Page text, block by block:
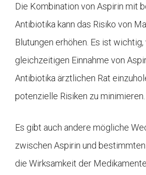
Die Kombination von Aspirin mit
Antibiotika kann das Risiko von
Blutungen erhöhen. Es ist
gleichzeitigen Einnahme von
Antibiotika ärztlichen Rat
potenzielle Risiken zu minimieren.
Es gibt auch andere mögliche
zwischen Aspirin und
die Wirksamkeit der Medikamente